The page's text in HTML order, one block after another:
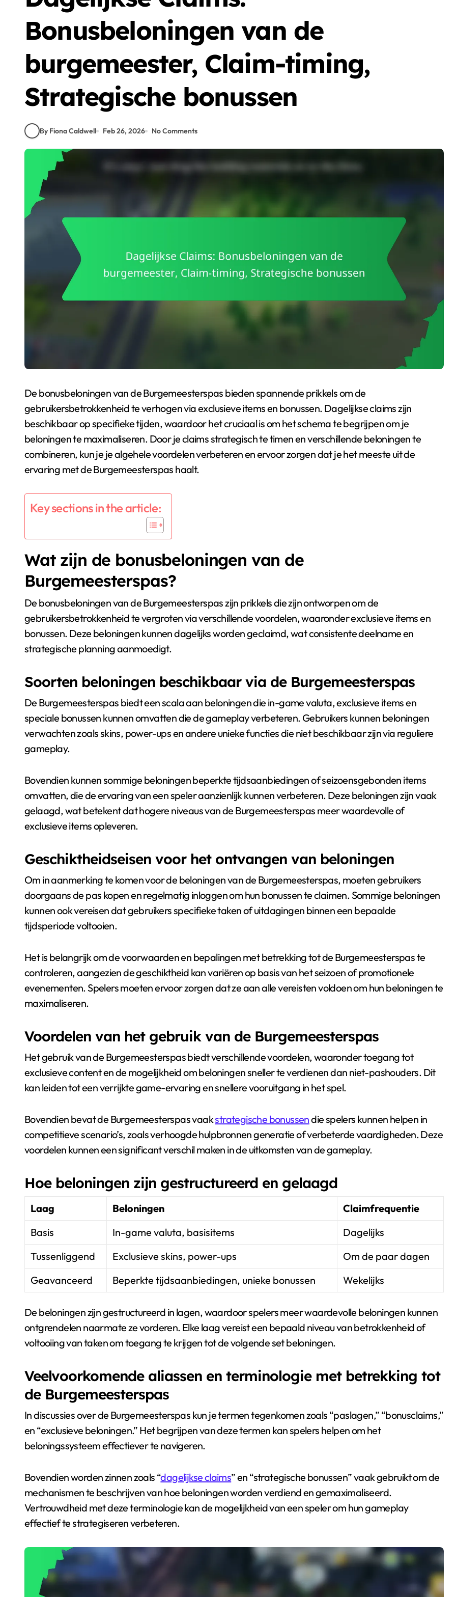
Bonusbeloningen van de
burgemeester, Claim-timing,
Strategische bonussen
By Fiona Caldwell Feb 26, 2026 No Comments
De bonusbeloningen van de Burgemeesterspas bieden spannende prikkels om de
gebruikersbetrokkenheid te verhogen via exclusieve items en bonussen. Dagelijkse claims zijn
beschikbaar op specifieke tijden, waardoor het cruciaal is om het schema te begrijpen om je
beloningen te maximaliseren. Door je claims strategisch te timen en verschillende beloningen te
combineren, kun je je algehele voordelen verbeteren en ervoor zorgen dat je het meeste uit de
ervaring met de Burgemeesterspas haalt.
Key sections in the article:
Wat zijn de bonusbeloningen van de
Burgemeesterspas?
De bonusbeloningen van de Burgemeesterspas zijn prikkels die zijn ontworpen om de
gebruikersbetrokkenheid te vergroten via verschillende voordelen, waaronder exclusieve items en
bonussen. Deze beloningen kunnen dagelijks worden geclaimd, wat consistente deelname en
strategische planning aanmoedigt.
Soorten beloningen beschikbaar via de Burgemeesterspas
De Burgemeesterspas biedt een scala aan beloningen die in-game valuta, exclusieve items en
speciale bonussen kunnen omvatten die de gameplay verbeteren. Gebruikers kunnen beloningen
verwachten zoals skins, power-ups en andere unieke functies die niet beschikbaar zijn via reguliere
gameplay.
Bovendien kunnen sommige beloningen beperkte tijdsaanbiedingen of seizoensgebonden items
omvatten, die de ervaring van een speler aanzienlijk kunnen verbeteren. Deze beloningen zijn vaak
gelaagd, wat betekent dat hogere niveaus van de Burgemeesterspas meer waardevolle of
exclusieve items opleveren.
Geschiktheidseisen voor het ontvangen van beloningen
Om in aanmerking te komen voor de beloningen van de Burgemeesterspas, moeten gebruikers
doorgaans de pas kopen en regelmatig inloggen om hun bonussen te claimen. Sommige beloningen
kunnen ook vereisen dat gebruikers specifieke taken of uitdagingen binnen een bepaalde
tijdsperiode voltooien.
Het is belangrijk om de voorwaarden en bepalingen met betrekking tot de Burgemeesterspas te
controleren, aangezien de geschiktheid kan variëren op basis van het seizoen of promotionele
evenementen. Spelers moeten ervoor zorgen dat ze aan alle vereisten voldoen om hun beloningen te
maximaliseren.
Voordelen van het gebruik van de Burgemeesterspas
Het gebruik van de Burgemeesterspas biedt verschillende voordelen, waaronder toegang tot
exclusieve content en de mogelijkheid om beloningen sneller te verdienen dan niet-pashouders. Dit
kan leiden tot een verrijkte game-ervaring en snellere vooruitgang in het spel.
Bovendien bevat de Burgemeesterspas vaakstrategische bonussendie spelers kunnen helpen in
competitieve scenario’s, zoals verhoogde hulpbronnen generatie of verbeterde vaardigheden. Deze
voordelen kunnen een significant verschil maken in de uitkomsten van de gameplay.
Hoe beloningen zijn gestructureerd en gelaagd
Laag Beloningen
Claimfrequentie
Basis
In-game valuta, basisitems
Dagelijks
Tussenliggend
Exclusieve skins, power-ups
Om de paar dagen
Geavanceerd
Beperkte tijdsaanbiedingen, unieke bonussen Wekelijks
De beloningen zijn gestructureerd in lagen, waardoor spelers meer waardevolle beloningen kunnen
ontgrendelen naarmate ze vorderen. Elke laag vereist een bepaald niveau van betrokkenheid of
voltooiing van taken om toegang te krijgen tot de volgende set beloningen.
Veelvoorkomende aliassen en terminologie met betrekking tot
de Burgemeesterspas
In discussies over de Burgemeesterspas kun je termen tegenkomen zoals “paslagen,” “bonusclaims,”
en “exclusieve beloningen.” Het begrijpen van deze termen kan spelers helpen om het
beloningssysteem effectiever te navigeren.
Bovendien worden zinnen zoals “dagelijkse claims” en “strategische bonussen” vaak gebruikt om de
mechanismen te beschrijven van hoe beloningen worden verdiend en gemaximaliseerd.
Vertrouwdheid met deze terminologie kan de mogelijkheid van een speler om hun gameplay
effectief te strategiseren verbeteren.